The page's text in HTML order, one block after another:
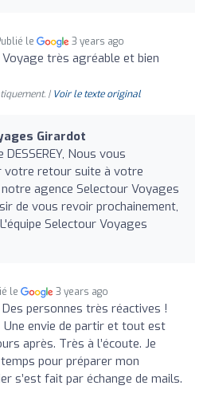
le 3 years ago
Voyage très agréable et bien
| Voir le texte original
Girardot
Nous vous
votre retour suite à votre
agence Selectour Voyages
de vous revoir prochainement,
Selectour Voyages
le 3 years ago
Des personnes très réactives !
Une envie de partir et tout est
après. Très à l’écoute. Je
pour préparer mon
s’est fait par échange de mails.